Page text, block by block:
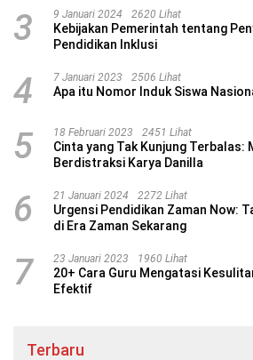
3 9 Januari 2024 2620 Lihat
Kebijakan Pemerintah tentang
Pendidikan Inklusi
4 7 Januari 2023 2506 Lihat
Apa itu Nomor Induk Siswa
5 18 Februari 2023 2451 Lihat
Cinta yang Tak Kunjung Terbalas:
Berdistraksi Karya Danilla
6 21 Januari 2024 2272 Lihat
Urgensi Pendidikan Zaman Now:
di Era Zaman Sekarang
7 23 Januari 2023 1960 Lihat
20+ Cara Guru Mengatasi
Efektif
Terbaru